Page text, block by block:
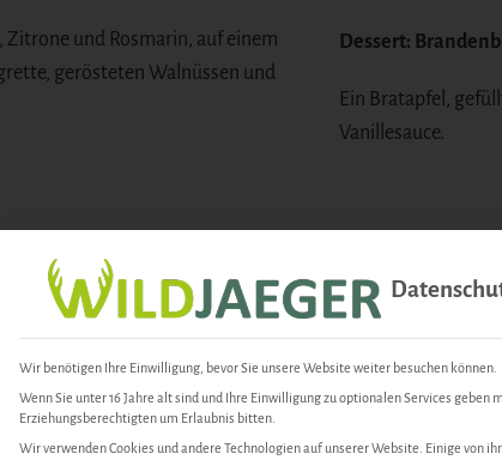
und Rosmarin, auf einem
gerösteten Walnüssen und
Dessert:
Ein Bratapfel,
Vanillesauce.
Wir benötigen Ihre Einwilligung, bevor Sie unsere Website weiter besuchen können.
Wenn Sie unter 16 Jahre alt sind und Ihre Einwilligung zu optionalen Services geben
Erziehungsberechtigten um Erlaubnis bitten.
Wir verwenden Cookies und andere Technologien auf unserer Website. Einige von